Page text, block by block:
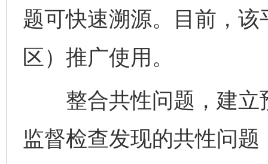
题可快速溯源。目前，
区）推广使用。
整合共性问题，建立
监督检查发现的共性问